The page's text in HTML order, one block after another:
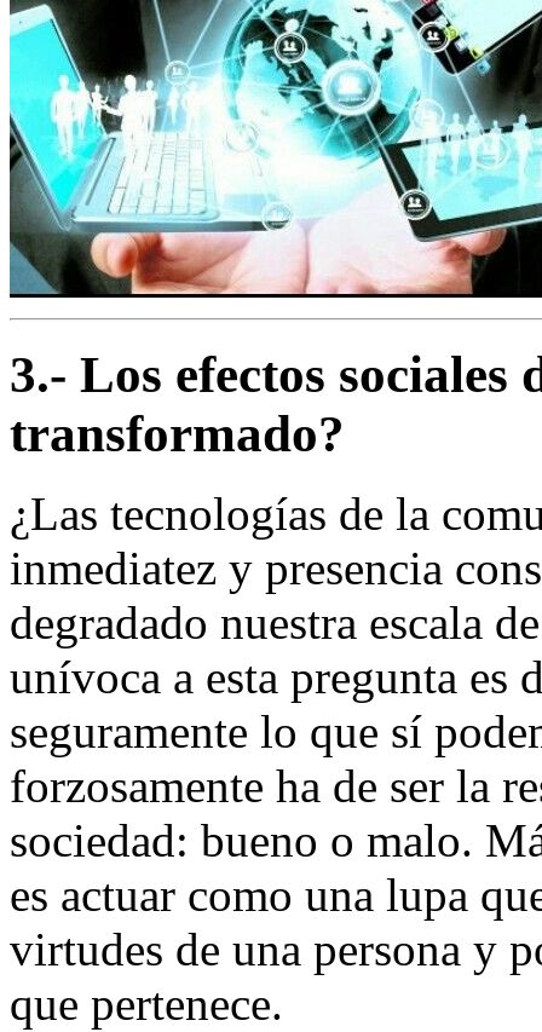
3.- Los efectos sociales
transformado?
¿Las tecnologías de la
inmediatez y presencia
degradado nuestra escala
unívoca a esta pregunta es
seguramente lo que sí
forzosamente ha de ser la
sociedad: bueno o malo.
es actuar como una lupa
virtudes de una persona y
que pertenece.